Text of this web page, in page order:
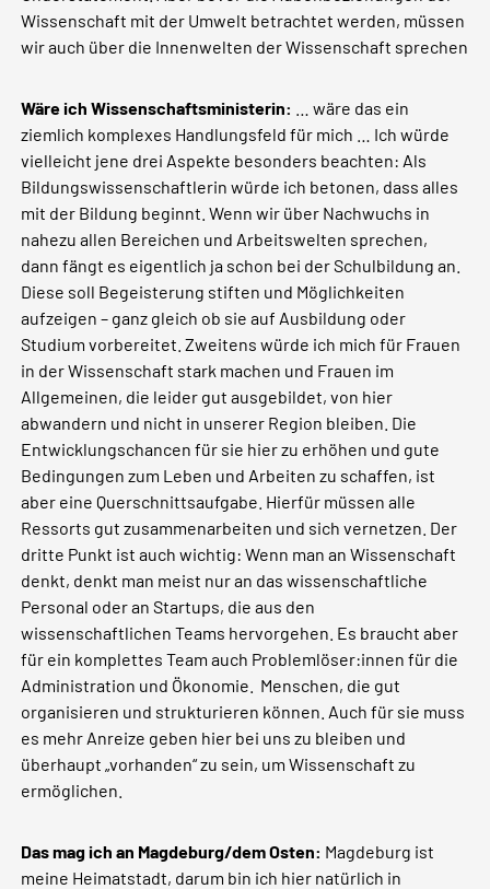
Wissenschaft mit der Umwelt betrachtet werden, müssen
wir auch über die Innenwelten der Wissenschaft sprechen
Wäre ich Wissenschaftsministerin:
… wäre das ein
ziemlich komplexes Handlungsfeld für mich … Ich würde
vielleicht jene drei Aspekte besonders beachten: Als
Bildungswissenschaftlerin würde ich betonen, dass alles
mit der Bildung beginnt. Wenn wir über Nachwuchs in
nahezu allen Bereichen und Arbeitswelten sprechen,
dann fängt es eigentlich ja schon bei der Schulbildung an.
Diese soll Begeisterung stiften und Möglichkeiten
aufzeigen – ganz gleich ob sie auf Ausbildung oder
Studium vorbereitet. Zweitens würde ich mich für Frauen
in der Wissenschaft stark machen und Frauen im
Allgemeinen, die leider gut ausgebildet, von hier
abwandern und nicht in unserer Region bleiben. Die
Entwicklungschancen für sie hier zu erhöhen und gute
Bedingungen zum Leben und Arbeiten zu schaffen, ist
aber eine Querschnittsaufgabe. Hierfür müssen alle
Ressorts gut zusammenarbeiten und sich vernetzen. Der
dritte Punkt ist auch wichtig: Wenn man an Wissenschaft
denkt, denkt man meist nur an das wissenschaftliche
Personal oder an Startups, die aus den
wissenschaftlichen Teams hervorgehen. Es braucht aber
für ein komplettes Team auch Problemlöser:innen für die
Administration und Ökonomie. Menschen, die gut
organisieren und strukturieren können. Auch für sie muss
es mehr Anreize geben hier bei uns zu bleiben und
überhaupt „vorhanden“ zu sein, um Wissenschaft zu
ermöglichen.
Das mag ich an Magdeburg/dem Osten: Magdeburg ist
meine Heimatstadt, darum bin ich hier natürlich in